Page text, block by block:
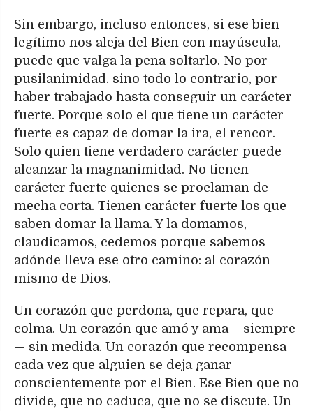
Sin embargo, incluso entonces, si ese bien
legítimo nos aleja del Bien con mayúscula,
puede que valga la pena soltarlo. No por
pusilanimidad. sino todo lo contrario, por
haber trabajado hasta conseguir un carácter
fuerte. Porque solo el que tiene un carácter
fuerte es capaz de domar la ira, el rencor.
Solo quien tiene verdadero carácter puede
alcanzar la magnanimidad. No tienen
carácter fuerte quienes se proclaman de
mecha corta. Tienen carácter fuerte los que
saben domar la llama. Y la domamos,
claudicamos, cedemos porque sabemos
adónde lleva ese otro camino: al corazón
mismo de Dios.
Un corazón que perdona, que repara, que
colma. Un corazón que amó y ama —siempre
— sin medida. Un corazón que recompensa
cada vez que alguien se deja ganar
conscientemente por el Bien. Ese Bien que no
divide, que no caduca, que no se discute. Un